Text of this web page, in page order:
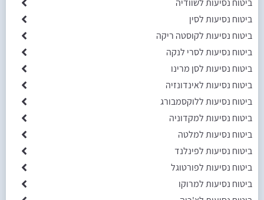
ביטוח נסיעות לשוודיה
ביטוח נסיעות לסין
ביטוח נסיעות לקוסטה ריקה
ביטוח נסיעות לסרי לנקה
ביטוח נסיעות לסן מרינו
ביטוח נסיעות לאינדונזיה
ביטוח נסיעות ללוקסמבורג
ביטוח נסיעות למקדוניה
ביטוח נסיעות למלטה
ביטוח נסיעות לפינלנד
ביטוח נסיעות לפורטוגל
ביטוח נסיעות למרוקו